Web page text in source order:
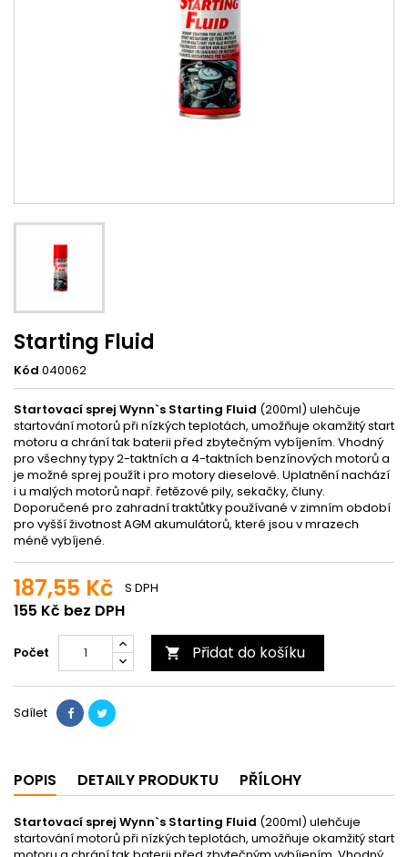
Starting Fluid
Kód 040062
Startovací sprej Wynn`s Starting Fluid (200ml) ulehčuje
startování motorů při nízkých teplotách, umožňuje okamžitý start
motoru a chrání tak baterii před zbytečným vybíjením. Vhodný
pro všechny typy 2-taktních a 4-taktních benzínových motorů a
je možné sprej použít i pro motory dieselové. Uplatnění nachází
i u malých motorů např. řetězové pily, sekačky, čluny.
Doporučené pro zahradní traktůtky používané v zimním období
pro vyšší životnost AGM akumulátorů, které jsou v mrazech
méně vybíjené.
187,55 Kč
155 Kč bez DPH
S DPH
Počet  Přidat do košíku
Sdílet
POPIS DETAILY PRODUKTU PŘÍLOHY
Startovací sprej Wynn`s Starting Fluid (200ml) ulehčuje
startování motorů při nízkých teplotách, umožňuje okamžitý start